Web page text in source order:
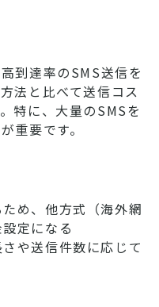
到達率のSMS送信を
法と比べて送信コス
特に、大量のSMSを
重要です。
め、他方式（海外網
定になる
や送信件数に応じて